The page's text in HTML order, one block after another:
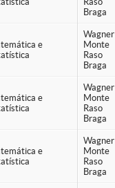
Braga
e
Wagner
Monte
Raso
Braga
e
Wagner
Monte
Raso
Braga
e
Wagner
Monte
Raso
Braga